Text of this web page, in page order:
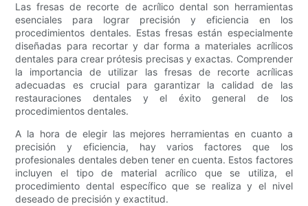
Las fresas de recorte de acrílico dental son herramientas
esenciales para lograr precisión y eficiencia en los
procedimientos dentales. Estas fresas están especialmente
diseñadas para recortar y dar forma a materiales acrílicos
dentales para crear prótesis precisas y exactas. Comprender
la importancia de utilizar las fresas de recorte acrílicas
adecuadas es crucial para garantizar la calidad de las
restauraciones dentales y el éxito general de los
procedimientos dentales.
A la hora de elegir las mejores herramientas en cuanto a
precisión y eficiencia, hay varios factores que los
profesionales dentales deben tener en cuenta. Estos factores
incluyen el tipo de material acrílico que se utiliza, el
procedimiento dental específico que se realiza y el nivel
deseado de precisión y exactitud.